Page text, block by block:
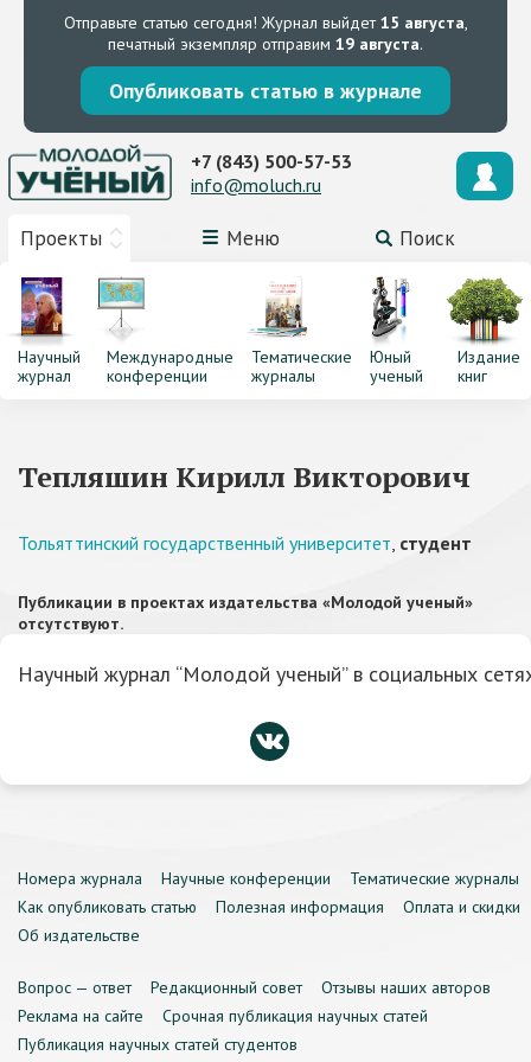
Отправьте статью сегодня! Журнал выйдет15 августа,
печатный экземпляр отправим 19 августа.
Опубликовать статью в журнале
Проекты Меню Поиск
+7 (843) 500-57-53
info@moluch.ru
Научный
журнал
Международные
конференции
Тематические
журналы
Юный
ученый
Издание
книг
Тепляшин Кирилл Викторович
Тольяттинский государственный университет, студент
Публикации в проектах издательства «Молодой ученый»
отсутствуют.
Научный журнал “Молодой ученый” в социальных
Номера журнала Научные конференции
Тематические журналы
Как опубликовать статью
Полезная информация
Оплата и скидки
Об издательстве
Вопрос — ответ Редакционный совет
Отзывы наших авторов
Реклама на сайте
Срочная публикация научных статей
Публикация научных статей студентов